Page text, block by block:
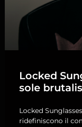
Locked
sole
Locked
ridefiniscono il